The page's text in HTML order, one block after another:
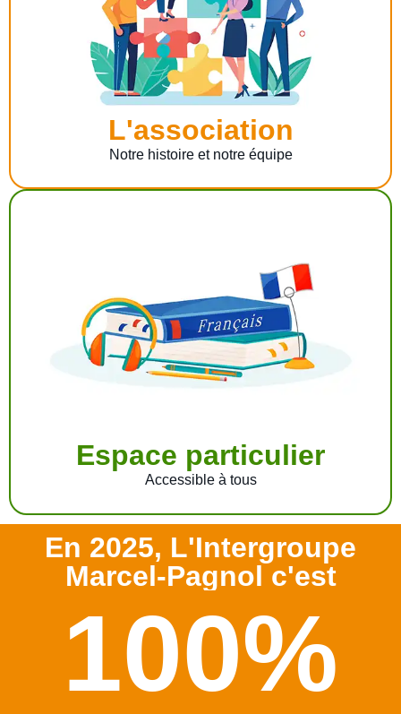
L'association
Notre histoire et notre équipe
Espace particulier
Accessible à tous
En 2025, L'Intergroupe
Marcel-Pagnol c'est
100%